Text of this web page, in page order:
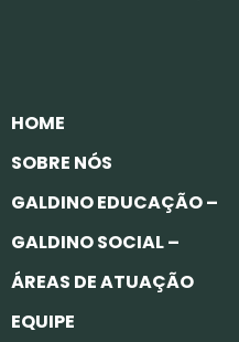
HOME
SOBRE NÓS
GALDINO EDUCAÇÃO –
GALDINO SOCIAL –
ÁREAS DE ATUAÇÃO
EQUIPE